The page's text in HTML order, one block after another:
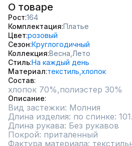
О товаре
Рост 164
Комплектация Платье
Цвет розовый
Сезон Круглогодичный
Коллекция Весна, Лето
СтильНа каждый день
Материал текстиль, хлопок
Состав
хлопок 70%,полиэстер 30%
Описание
Вид застежки: Молния
Длина изделия: по спинке:
Длина рукава: Без рукавов
Покрой: приталенный
Фактура материала: